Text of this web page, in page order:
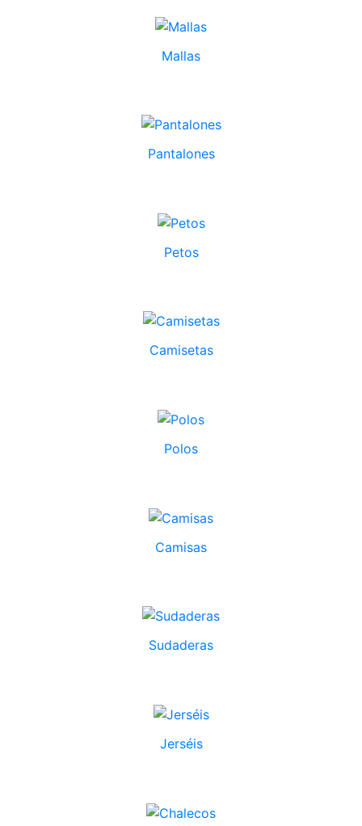
Mallas
Pantalones
Petos
Camisetas
Polos
Camisas
Sudaderas
Jerséis